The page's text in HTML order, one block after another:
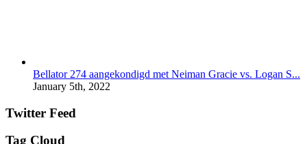
Bellator 274 aangekondigd met Neiman Gracie vs. Logan S...
January 5th, 2022
Twitter Feed
Tag Cloud